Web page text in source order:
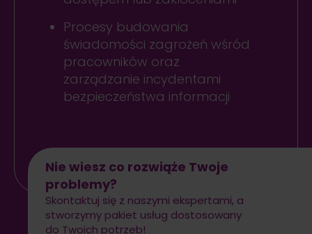
Procesy budowania
świadomości zagrożeń wśród
pracowników oraz
zarządzanie incydentami
bezpieczeństwa informacji
Nie wiesz co rozwiąże Twoje
problemy?
Skontaktuj się z naszymi ekspertami, a
stworzymy pakiet usług dostosowany
do Twoich potrzeb!